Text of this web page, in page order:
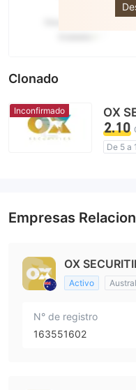
Clonado
Inconfirmado OX
2.10
De 5 a
Empresas
OX
Activo
N° de registro
163551602